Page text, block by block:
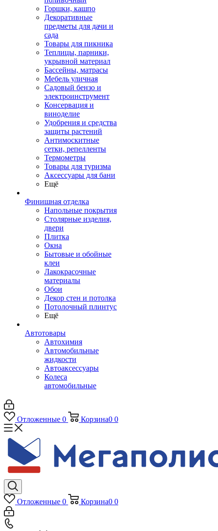
Горшки, кашпо
Декоративные
предметы для дачи и
сада
Товары для пикника
Теплицы, парники,
укрывной материал
Бассейны, матрасы
Мебель уличная
Садовый бензо и
электроинструмент
Консервация и
виноделие
Удобрения и средства
защиты растений
Антимоскитные
сетки, репелленты
Термометры
Товары для туризма
Аксессуары для бани
Ещё
Финишная отделка
Напольные покрытия
Столярные изделия,
двери
Плитка
Окна
Бытовые и обойные
клеи
Лакокрасочные
материалы
Обои
Декор стен и потолка
Потолочный плинтус
Ещё
Автотовары
Автохимия
Автомобильные
жидкости
Автоаксессуары
Колеса
автомобильные
Отложенные 0 Корзина0 0
Отложенные 0 Корзина0 0